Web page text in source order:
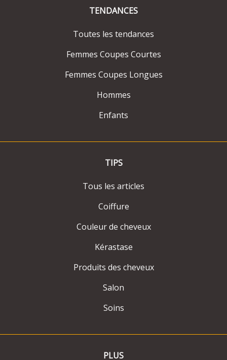
TENDANCES
Toutes les tendances
Femmes Coupes Courtes
Femmes Coupes Longues
Hommes
Enfants
TIPS
Tous les articles
Coiffure
Couleur de cheveux
Kérastase
Produits des cheveux
Salon
Soins
PLUS